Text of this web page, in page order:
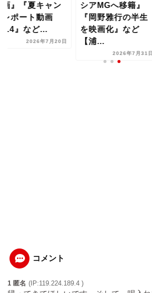
』『夏キャン
ポート動画
』など...
2026年7月20日
シアMGへ移籍』
『岡野雅行の半生
を映画化』など
【浦...
2026年7月31日
コメント
1 匿名 (IP:119.224.189.4 )